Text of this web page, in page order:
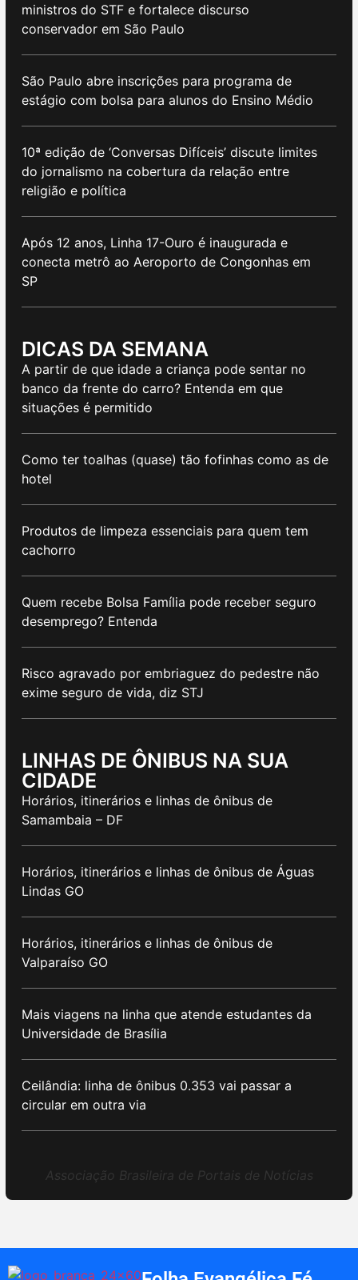
ministros do STF e fortalece discurso
conservador em São Paulo
São Paulo abre inscrições para programa de
estágio com bolsa para alunos do Ensino Médio
10ª edição de ‘Conversas Difíceis’ discute limites
do jornalismo na cobertura da relação entre
religião e política
Após 12 anos, Linha 17-Ouro é inaugurada e
conecta metrô ao Aeroporto de Congonhas em
SP
DICAS DA SEMANA
A partir de que idade a criança pode sentar no
banco da frente do carro? Entenda em que
situações é permitido
Como ter toalhas (quase) tão fofinhas como as de
hotel
Produtos de limpeza essenciais para quem tem
cachorro
Quem recebe Bolsa Família pode receber seguro
desemprego? Entenda
Risco agravado por embriaguez do pedestre não
exime seguro de vida, diz STJ
LINHAS DE ÔNIBUS NA SUA
CIDADE
Horários, itinerários e linhas de ônibus de
Samambaia – DF
Horários, itinerários e linhas de ônibus de Águas
Lindas GO
Horários, itinerários e linhas de ônibus de
Valparaíso GO
Mais viagens na linha que atende estudantes da
Universidade de Brasília
Ceilândia: linha de ônibus 0.353 vai passar a
circular em outra via
Associação Brasileira de Portais de Notícias